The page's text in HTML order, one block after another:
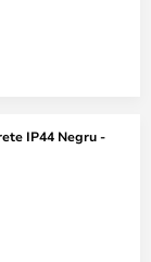
IP44 Negru -